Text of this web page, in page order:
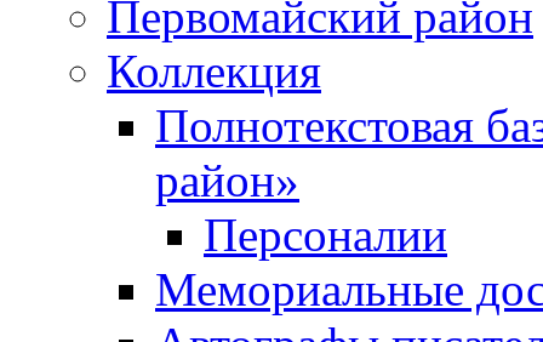
Первомайский район
Коллекция
Полнотекстовая
район»
Персоналии
Мемориальные